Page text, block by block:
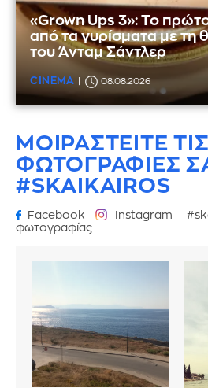
«Grown Ups 3»: Το
από τα γυρίσματα με τη
του Άνταμ Σάντλερ
CINEMA 08.08.2026
ΜΟΙΡΑΣΤΕΙΤΕ ΤΙΣ
ΦΩΤΟΓΡΑΦΙΕΣ
#SKAIKAIROS
Facebook Instagram
φωτογραφίας